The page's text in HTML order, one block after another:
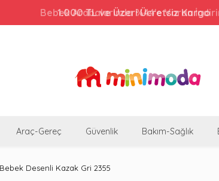
Bebek Arabalarında %44'e Varan
Araç-Gereç Güvenlik Bakım-Sağlık
Desenli Kazak Gri 2355